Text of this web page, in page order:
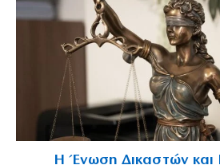
Η Ένωση Δικαστών και